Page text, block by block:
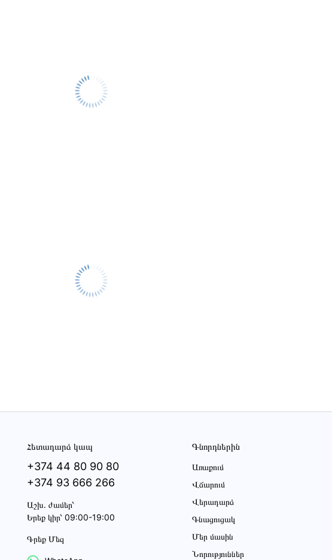
Հետադարձ կապ
+374 44 80 90 80
+374 93 666 266
Աշխ․ ժամեր՝
Երեք կիր՝ 09:00-19:00
Գրեք Մեզ
Գնորդներին
Առաքում
Վճարում
Վերադարձ
Գնացուցակ
Մեր մասին
Նորություններ